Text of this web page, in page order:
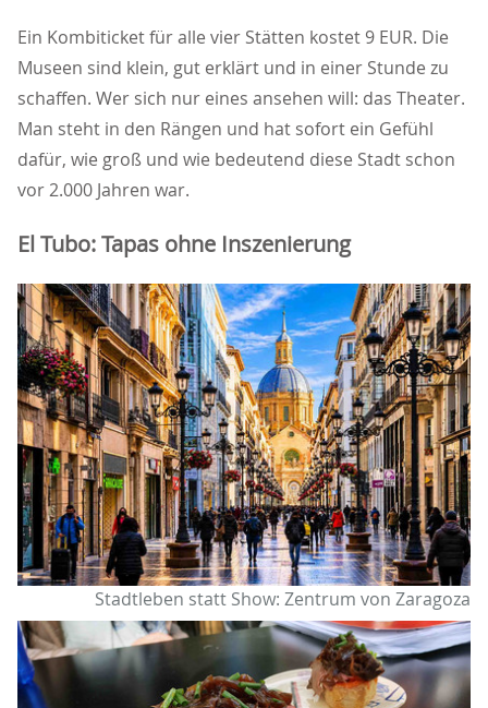
Ein Kombiticket für alle vier Stätten kostet 9 EUR. Die
Museen sind klein, gut erklärt und in einer Stunde zu
schaffen. Wer sich nur eines ansehen will: das Theater.
Man steht in den Rängen und hat sofort ein Gefühl
dafür, wie groß und wie bedeutend diese Stadt schon
vor 2.000 Jahren war.
El Tubo: Tapas ohne Inszenierung
Stadtleben statt Show: Zentrum von Zaragoza